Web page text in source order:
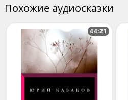
Похожие аудиосказки
44:21